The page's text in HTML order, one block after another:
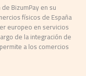
BizumPay en su
físicos de España
europeo en servicios
de la integración de
a los comercios